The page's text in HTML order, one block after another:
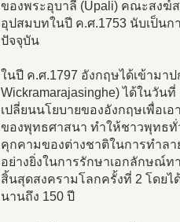
ของพระอุบาลี (Upali) คณะสงฆ์
อุปสมบทในปี ค.ศ.1753 นับเป็นก
ปัจจุบัน
ในปี ค.ศ.1797 อังกฤษได้เข้ามา
Wickramarajasinghe) ได้ในวัน
เปลี่ยนนโยบายของอังกฤษเพื่อเ
ของพุทธศาสนา ทำให้ชาวพุทธทั่
คุกคามของต่างชาติในการทำล
อย่างยิ่งในการรักษาเอกลักษณ์
สิ้นสุดสงครามโลกครั้งที่ 2 โดยไ
นานถึง 150 ปี